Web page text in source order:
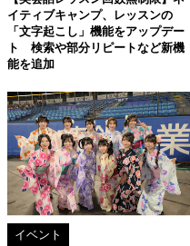
イティブキャンプ、レッスンの
「文字起こし」機能をアップデー
ト 検索や部分リピートなど新機
能を追加
イベント